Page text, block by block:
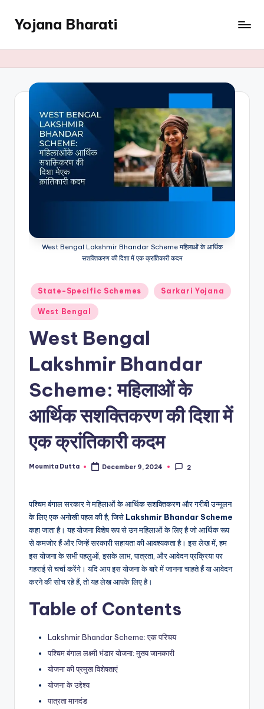
Skip
content
Yojana Bharati
West Bengal Lakshmir Bhandar Scheme महिलाओं के आर्थिक
सशक्तिकरण की दिशा में एक क्रांतिकारी कदम
Posted
in
State-Specific Schemes Sarkari Yojana
West Bengal
West Bengal
Lakshmir Bhandar
Scheme: महिलाओं के
आर्थिक सशक्तिकरण की दिशा में
एक क्रांतिकारी कदम
Posted
Moumita Dutta December 9, 2024 2
पश्चिम बंगाल सरकार ने महिलाओं के आर्थिक सशक्तिकरण और गरीबी उन्मूलन
के लिए एक अनोखी पहल की है, जिसे Lakshmir Bhandar Scheme
कहा जाता है। यह योजना विशेष रूप से उन महिलाओं के लिए है जो आर्थिक रूप
से कमजोर हैं और जिन्हें सरकारी सहायता की आवश्यकता है। इस लेख में, हम
इस योजना के सभी पहलुओं, इसके लाभ, पात्रता, और आवेदन प्रक्रिया पर
गहराई से चर्चा करेंगे। यदि आप इस योजना के बारे में जानना चाहते हैं या आवेदन
करने की सोच रहे हैं, तो यह लेख आपके लिए है।
Table of Contents
Lakshmir Bhandar Scheme: एक परिचय
पश्चिम बंगाल लक्ष्मी भंडार योजना: मुख्य जानकारी
योजना की प्रमुख विशेषताएं
योजना के उद्देश्य
पात्रता मानदंड